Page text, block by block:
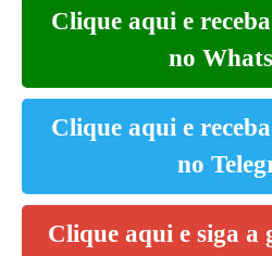
Clique aqui e
no
Clique aqui e
no
Clique aqui e siga a